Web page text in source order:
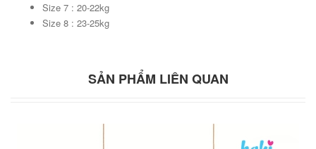
Size 7 : 20-22kg
Size 8 : 23-25kg
SẢN PHẨM LIÊN QUAN